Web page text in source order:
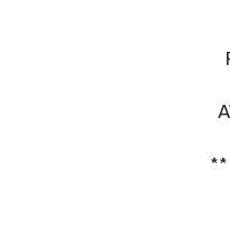
**